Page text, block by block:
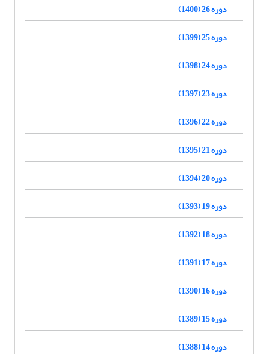
دوره 26 (1400)
دوره 25 (1399)
دوره 24 (1398)
دوره 23 (1397)
دوره 22 (1396)
دوره 21 (1395)
دوره 20 (1394)
دوره 19 (1393)
دوره 18 (1392)
دوره 17 (1391)
دوره 16 (1390)
دوره 15 (1389)
دوره 14 (1388)